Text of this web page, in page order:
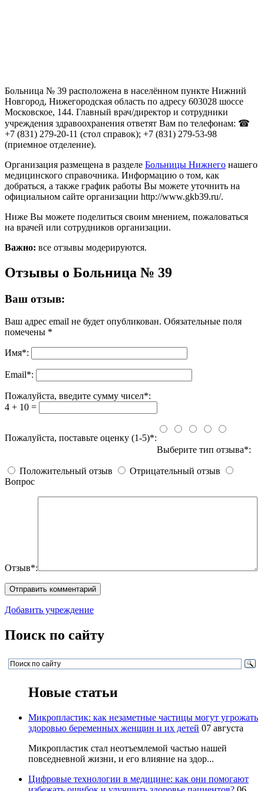
Больница № 39 расположена в населённом пункте Нижний
Новгород, Нижегородская область по адресу 603028 шоссе
Московское, 144. Главный врач/директор и сотрудники
учреждения здравоохранения ответят Вам по телефонам: ☎
+7 (831) 279-20-11 (стол справок); +7 (831) 279-53-98
(приемное отделение).
Организация размещена в разделе Больницы Нижнего нашего
медицинского справочника. Информацию о том, как
добраться, а также график работы Вы можете уточнить на
официальном сайте организации http://www.gkb39.ru/.
Ниже Вы можете поделиться своим мнением, пожаловаться
на врачей или сотрудников организации.
Важно: все отзывы модерируются.
Отзывы о Больница № 39
Ваш отзыв:
Ваш адрес email не будет опубликован. Обязательные поля
помечены *
Имя*:
Email*:
Пожалуйста, введите сумму чисел*:
4 + 10 =
Пожалуйста, поставьте оценку (1-5)*:
Выберите тип отзыва*:
Положительный отзыв
Отрицательный отзыв
Вопрос
Отзыв*:
Добавить учреждение
Поиск по сайту
Новые статьи
Микропластик: как незаметные частицы могут угрожать
здоровью беременных женщин и их детей 07 августа
Микропластик стал неотъемлемой частью нашей
повседневной жизни, и его влияние на здор...
Цифровые технологии в медицине: как они помогают